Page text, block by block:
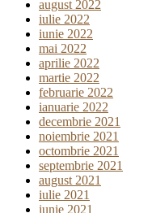
august 2022
iulie 2022
iunie 2022
mai 2022
aprilie 2022
martie 2022
februarie 2022
ianuarie 2022
decembrie 2021
noiembrie 2021
octombrie 2021
septembrie 2021
august 2021
iulie 2021
iunie 2021